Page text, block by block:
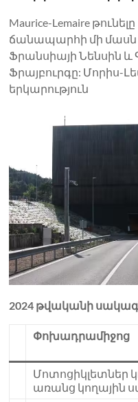
Maurice-Lemaire թունելը
ճանապարհի մի մասն
Ֆրանսիայի Նենսին և
Ֆրայբուրգը: Մորիս-
երկարություն
2024 թվականի
Փոխադրամիջոց
Մոտոցիկլետներ
առանց կողային